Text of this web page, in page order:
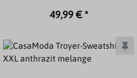
49,99 € *